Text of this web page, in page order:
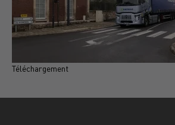
Téléchargement